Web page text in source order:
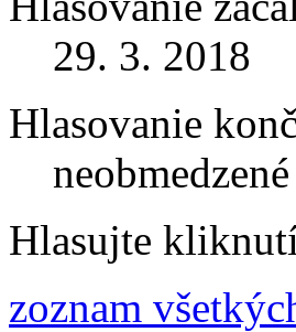
29. 3. 2018
Hlasovanie
neobmedzené
Hlasujte
zoznam